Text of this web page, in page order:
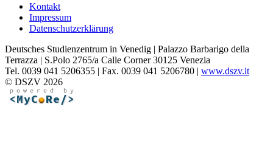
Kontakt
Impressum
Datenschutzerklärung
Deutsches Studienzentrum in Venedig | Palazzo Barbarigo della
Terrazza | S.Polo 2765/a Calle Corner 30125 Venezia
Tel. 0039 041 5206355 | Fax. 0039 041 5206780 | www.dszv.it
© DSZV 2026